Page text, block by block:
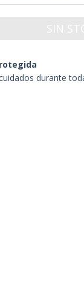
durante